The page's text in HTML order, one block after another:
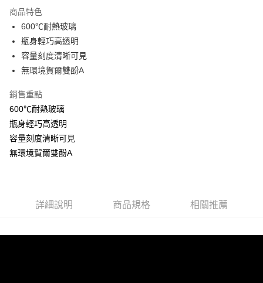
3.實際核准額度、可分期數及費用金額請依後續交易確認頁面所載為準。
4.訂單成立30分鐘內，如未前往確認交易或遇審核未通過，訂單將自動取
消。如遇「轉專審核」未通過狀況，表示未達大哥付你分期系統評分，恕無
法說明評估內容。
1.分期款項不併入電信帳單，「大哥付你分期」於每月結算日後寄送繳費提
醒簡訊。
帳／街口支付／iPASS MONEY」等通路繳費。
【注意事項】
1.本服務係由「台灣大哥大股份有限公司」（以下簡稱本公司）所提供，讓
用戶於交易時，得透過本服務購買商品或服務，並由商店將買賣／分期付款
買賣價金債權讓與本公司後，依約使用本公司帳單繳交帳款。
2.基於同意付款使用「大哥付你分期」之契約關係目的，商店將以您的個人
便利好安心！
１．簡單：不需註冊會員、不需綁卡、不需儲值。
２．便利：只要手機號碼，簡訊認證，即可結帳。
３．安心：先確認商品／服務後，再付款。
１．於結帳方式選擇「AFTEE先享後付」後，將跳轉至「AFTEE先享後付」
２．訂單成立數日內，您將收到繳費通知簡訊。
３．收到繳費通知簡訊後14天內，點擊此簡訊中的連結，可透過四大超商／
※ 請注意：結帳手續完成當下不需立刻繳費，但若您需要取消訂單，請聯絡
購買商品的店家。未經商家同意取消之訂單仍視為有效，需透過AFTEE先享
後付繳納相關費用。
※ 交易是否成功請以「AFTEE先享後付 」之結帳頁面顯示為準，若有關於
【注意事項】
１．透過由恩沛科技股份有限公司提供之「AFTEE先享後付」服務完成之交
相關說明
「Hami Point」為中華電信所提供之點數服務，可於會員專區綁定中華電信
會員帳號後，即可在購物車使用 Hami Point 折抵消費金額 (1點等於1元)。
ATM付款
每筆NT$100，滿NT$999(含以上)免運費
付款後萊爾富取貨
每筆NT$100，滿NT$1,000(含以上)免運費
付款後7-11取貨
每筆NT$100，滿NT$1,000(含以上)免運費
商品特色
600℃耐熱玻璃
瓶身輕巧高透明
容量刻度清晰可見
無環境賀爾雙酚A
銷售重點
600℃耐熱玻璃
瓶身輕巧高透明
容量刻度清晰可見
無環境賀爾雙酚A
詳細說明 商品規格 相關推薦